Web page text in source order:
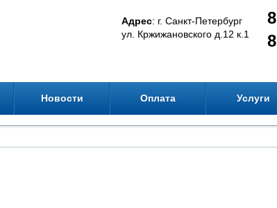
Адрес: г. Санкт-Петербург
ул. Кржижановского д.12 к.1
8
8
Новости Оплата Услуги